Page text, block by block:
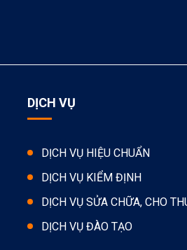
DỊCH VỤ
DỊCH VỤ HIỆU CHUẨN
DỊCH VỤ KIỂM ĐỊNH
DỊCH VỤ SỬA CHỮA, CHO
DỊCH VỤ ĐÀO TẠO